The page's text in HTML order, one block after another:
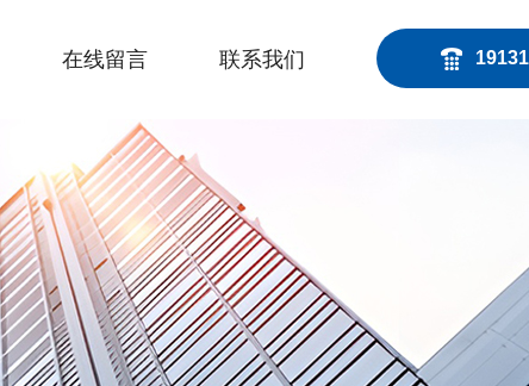
在线留言 联系我们